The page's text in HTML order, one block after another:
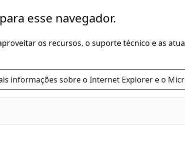
esse navegador.
os recursos, o suporte técnico e as
informações sobre o Internet Explorer e o